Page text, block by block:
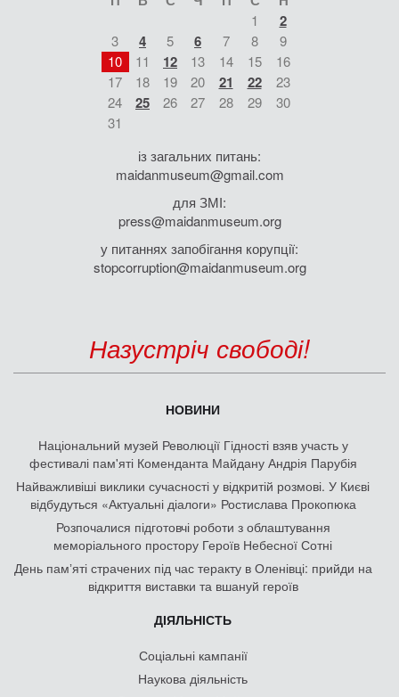
1 2
3 4 5 6 7 8
9
10
11 12 13 14 15
16
17
18 19 20 21 22
23
24
25 26 27 28 29
30
31
із загальних питань:
maidanmuseum@gmail.com
для ЗМІ:
press@maidanmuseum.org
у питаннях запобігання корупції:
stopcorruption@maidanmuseum.org
Назустріч свободі!
НОВИНИ
Національний музей Революції Гідності взяв участь у
фестивалі пам'яті Коменданта Майдану Андрія Парубія
Найважливіші виклики сучасності у відкритій розмові. У Києві
відбудуться «Актуальні діалоги» Ростислава Прокопюка
Розпочалися підготовчі роботи з облаштування
меморіального простору Героїв Небесної Сотні
День памʼяті страчених під час теракту в Оленівці: прийди на
відкриття виставки та вшануй героїв
ДІЯЛЬНІСТЬ
Соціальні кампанії
Наукова діяльність